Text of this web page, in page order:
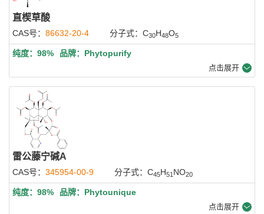
直楔草酸
CAS号： 86632-20-4 分子式：C30H48O5
纯度：98% 品牌：Phytopurify
点击展开
雷公藤宁碱A
CAS号： 345954-00-9 分子式：C45H51 NO20
纯度：98% 品牌：Phytounique
点击展开